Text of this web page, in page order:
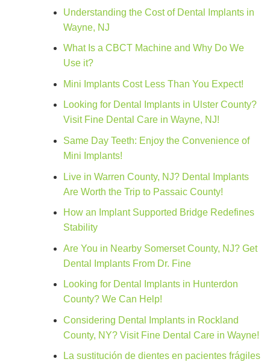
Understanding the Cost of Dental Implants in
Wayne, NJ
What Is a CBCT Machine and Why Do We
Use it?
Mini Implants Cost Less Than You Expect!
Looking for Dental Implants in Ulster County?
Visit Fine Dental Care in Wayne, NJ!
Same Day Teeth: Enjoy the Convenience of
Mini Implants!
Live in Warren County, NJ? Dental Implants
Are Worth the Trip to Passaic County!
How an Implant Supported Bridge Redefines
Stability
Are You in Nearby Somerset County, NJ? Get
Dental Implants From Dr. Fine
Looking for Dental Implants in Hunterdon
County? We Can Help!
Considering Dental Implants in Rockland
County, NY? Visit Fine Dental Care in Wayne!
La sustitución de dientes en pacientes frágiles